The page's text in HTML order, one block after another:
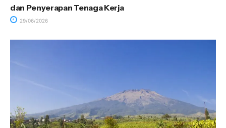
dan Penyerapan Tenaga Kerja
29/06/2026